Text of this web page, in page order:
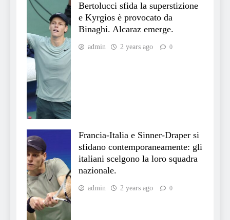
Bertolucci sfida la superstizione
e Kyrgios è provocato da
Binaghi. Alcaraz emerge.
admin 2 years ago 0
Francia-Italia e Sinner-Draper si
sfidano contemporaneamente: gli
italiani scelgono la loro squadra
nazionale.
admin 2 years ago 0